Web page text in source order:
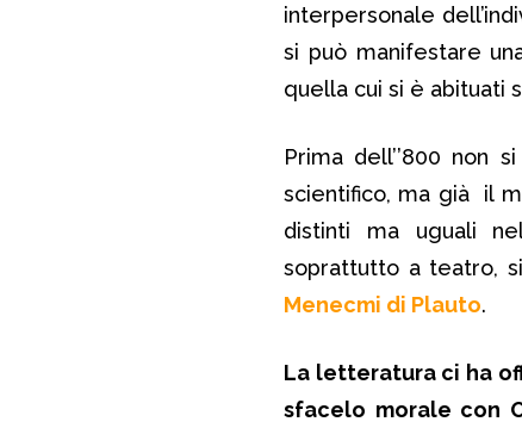
interpersonale
si può manifestare
quella cui si è abituati
Prima dell’’800 non
scientifico, ma già il
distinti ma uguali
soprattutto a teatro,
Menecmi di Plauto.
La letteratura ci ha
sfacelo morale con